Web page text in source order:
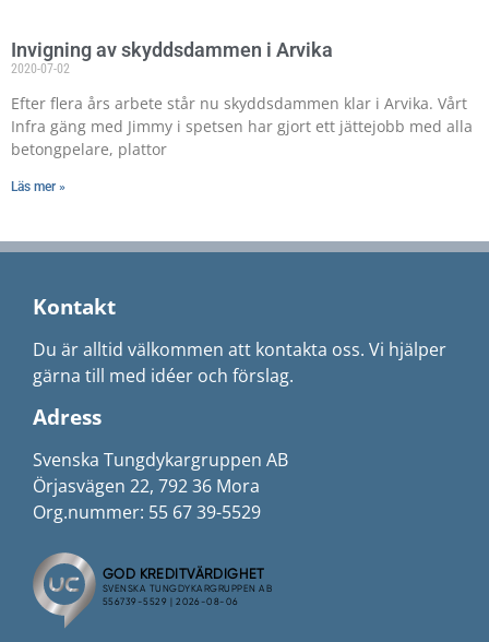
Invigning av skyddsdammen i Arvika
2020-07-02
Efter flera års arbete står nu skyddsdammen klar i Arvika. Vårt
Infra gäng med Jimmy i spetsen har gjort ett jättejobb med alla
betongpelare, plattor
Läs mer »
Kontakt
Du är alltid välkommen att kontakta oss. Vi hjälper
gärna till med idéer och förslag.
Adress
Svenska Tungdykargruppen AB
Örjasvägen 22, 792 36 Mora
Org.nummer: 55 67 39-5529